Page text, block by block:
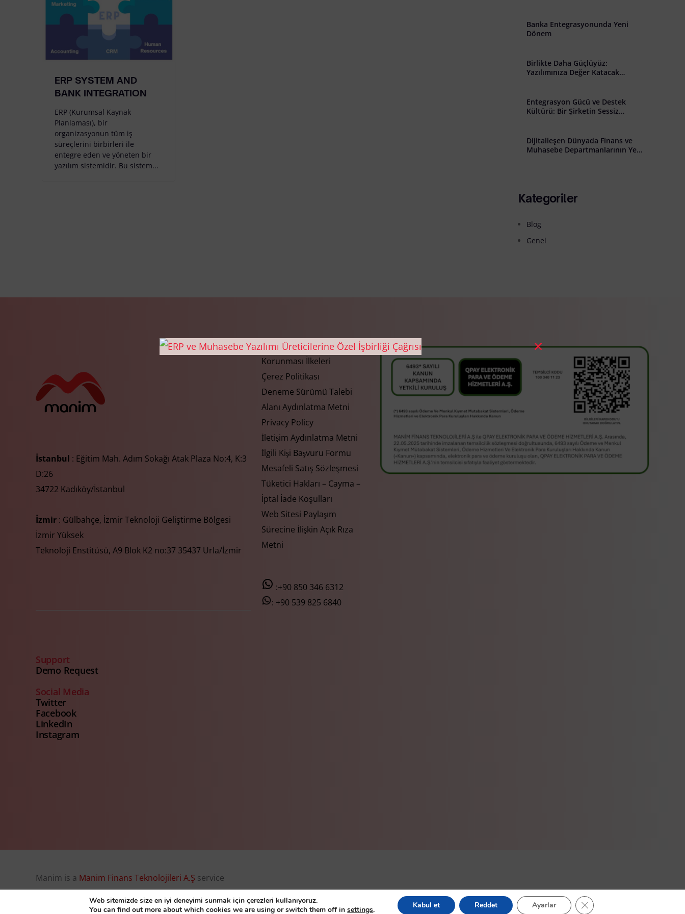
ERP SYSTEM AND
BANK INTEGRATION
ERP (Kurumsal Kaynak
Planlaması), bir
organizasyonun tüm iş
süreçlerini birbirleri ile
entegre eden ve yöneten bir
yazılım sistemidir. Bu sistem...
Banka Entegrasyonunda Yeni
Dönem
Birlikte Daha Güçlüyüz:
Yazılımınıza Değer Katacak
Entegrasyon Gücü ve Destek
Kültürü: Bir Şirketin Sessiz
Dijitalleşen Dünyada Finans ve
Muhasebe Departmanlarının Yeni
Kategoriler
Blog
Genel
İstanbul : Eğitim Mah. Adım Sokağı Atak Plaza No:4, K:3
D:26
34722 Kadıköy/İstanbul
İzmir : Gülbahçe, İzmir Teknoloji Geliştirme Bölgesi
İzmir Yüksek
Teknoloji Enstitüsü, A9 Blok K2 no:37 35437 Urla/İzmir
Support
Demo Request
Social Media
Twitter
Facebook
LinkedIn
Instagram
Gizlilik ve Kişisel Verilerin
Korunması İlkeleri
Çerez Politikası
Deneme Sürümü Talebi
Alanı Aydınlatma Metni
Privacy Policy
İletişim Aydınlatma Metni
İlgili Kişi Başvuru Formu
Mesafeli Satış Sözleşmesi
Tüketici Hakları – Cayma –
İptal İade Koşulları
Web Sitesi Paylaşım
Sürecine İlişkin Açık Rıza
Metni
:+90 850 346 6312
: +90 539 825 6840
Manim is a Manim Finans Teknolojileri A.Ş service
© Manim Finans Teknolojileri A.Ş. 2026, all right reserved
Web sitemizde size en iyi deneyimi sunmak için çerezleri kullanıyoruz.
You can find out more about which cookies we are using or switch them off insettings. Kabul et Reddet Ayarlar GDPR çerez şeridini kapat